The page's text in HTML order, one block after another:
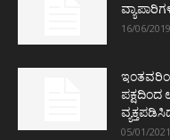
16/06/2019
ಪಕ್ಷದಿಂದ
05/01/2021